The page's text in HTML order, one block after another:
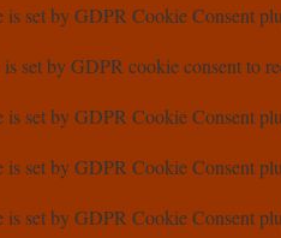
is set by GDPR Cookie Consent
set by GDPR cookie consent to
set by GDPR Cookie Consent
set by GDPR Cookie Consent
set by GDPR Cookie Consent